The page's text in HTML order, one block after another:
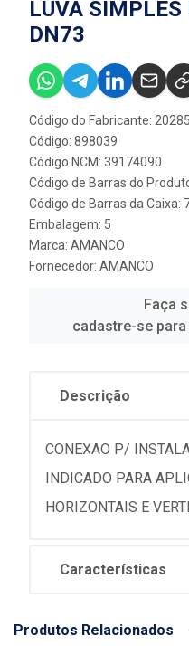
LUVA SIMPLES
DN73
Código do Fabricante: 20285
Código: 898039
Código NCM: 39174090
Código de Barras do
Código de Barras da Caixa:
Embalagem: 5
Marca: AMANCO
Fornecedor: AMANCO
Faça
cadastre-se
Descrição
CONEXAO P/
INDICADO PARA
HORIZONTAIS E
Características
Produtos Relacionados